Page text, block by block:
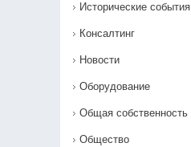
Исторические события
Консалтинг
Новости
Оборудование
Общая собственность
Общество